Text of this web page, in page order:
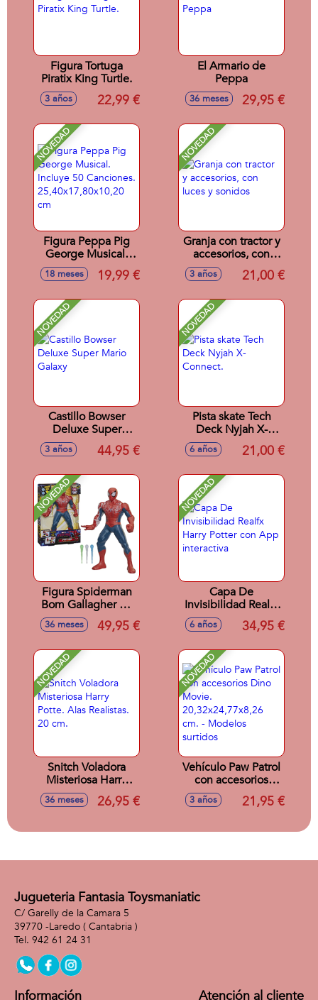
Figura Tortuga
Piratix King Turtle.
3 años 22,99 €
El Armario de
Peppa
36 meses 29,95 €
NOVEDAD
Figura Peppa Pig
George Musical.
Incluye 50
Canciones.
cm
18 meses 19,99 €
NOVEDAD
Granja con tractor y
accesorios, con
luces y sonidos
3 años 21,00 €
NOVEDAD
Castillo Bowser
Deluxe Super
Mario Galaxy
3 años 44,95 €
NOVEDAD
Pista skate Tech
Deck Nyjah X-
Connect.
6 años 21,00 €
NOVEDAD
Figura Spiderman
Bom Gallagher 30
cm
36 meses 49,95 €
NOVEDAD
Capa De
Invisibilidad Realfx
Harry Potter con
App interactiva
6 años 34,95 €
NOVEDAD
Snitch Voladora
Misteriosa Harry
Potte. Alas
Realistas. 20 cm.
36 meses 26,95 €
NOVEDAD
Vehículo Paw Patrol
con accesorios
Dino Movie.
20,32x24,77x8,26
surtidos
3 años 21,95 €
Jugueteria Fantasia Toysmaniatic
C/ Garelly de la Camara 5
39770 -Laredo ( Cantabria )
942 61 24 31
Información Atención al cliente